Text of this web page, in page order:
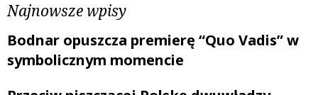
Najnowsze wpisy
Bodnar opuszcza premierę “Quo Vadis” w
symbolicznym momencie